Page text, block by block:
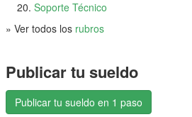
Soporte Técnico
» Ver todos los rubros
Publicar tu sueldo
Publicar tu sueldo en 1 paso